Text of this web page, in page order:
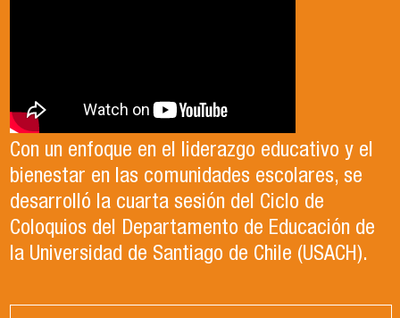
Con un enfoque en el liderazgo educativo y el
bienestar en las comunidades escolares, se
desarrolló la cuarta sesión del Ciclo de
Coloquios del Departamento de Educación de
la Universidad de Santiago de Chile (USACH).